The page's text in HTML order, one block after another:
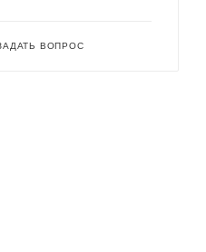
ВОПРОС